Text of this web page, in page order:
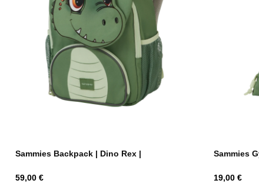
Sammies Backpack | Dino Rex |
Hind
59,00 €
Sammies
Hind
19,00 €